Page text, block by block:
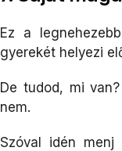
Ez a
gyerekét helyezi
De tudod, mi
nem.
Szóval idén